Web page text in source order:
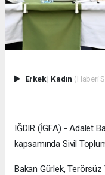
Erkek| Kadın (Haberi
IĞDIR (İGFA) - Adalet
kapsamında Sivil
Bakan Gürlek, Terörsüz